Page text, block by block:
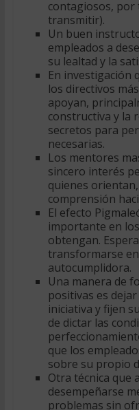
contagiosos,
transmitir).
Un buen
empleados a
su lealtad y la
En investigación
los directivos
apoyan,
constructiva y la
secretos para
necesarias.
Los mentores
sincero interés
quienes
comprensión
El efecto
importante en
obtengan.
transformarse
autocumplidora.
Una manera de
positivas es
iniciativa y fijen
de dictar las
que los
sobre su propio
Otra técnica que
desempeñarse
problemas sin